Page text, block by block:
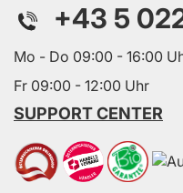
+43 5
Mo - Do 09:00 - 16:00
Fr 09:00 - 12:00 Uhr
SUPPORT CENTER